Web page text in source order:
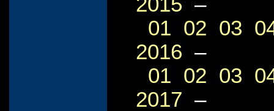
01 02 03
2016 –
01 02 03
2017 –